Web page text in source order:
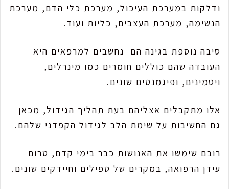
ודלקות במערכת העיכול, מערכת כלי הדם, מערכת
הנשימה, מערכת העצבים, כליות ועוד.
סיבה נוספת בגינה הם נחשבים למרפאים היא
העובדה שהם כוללים חומרים כמו מינרלים,
ויטמינים, ופיגמנטים שונים.
אלו מתקבלים אצליהם בעת תהליך הגידול, מכאן
גם החשיבות על שימת הלב לגידול הקפדני שלהם.
רובם שימשו את האנושות כבר בימי קדם, טרום
עידן הרפואה, במקרים של טפילים וחיידקים שונים.